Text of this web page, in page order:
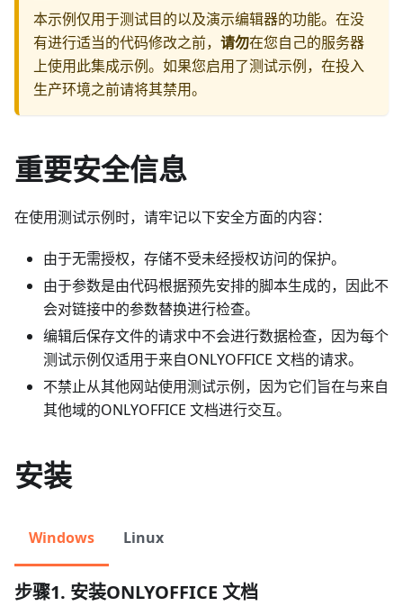
本示例仅用于测试目的以及演示编辑器的功能。在没
有进行适当的代码修改之前， 请勿在您自己的服务器
上使用此集成示例。如果您启用了测试示例，在投入
生产环境之前请将其禁用。
重要安全信息
在使用测试示例时，请牢记以下安全方面的内容：
由于无需授权，存储不受未经授权访问的保护。
由于参数是由代码根据预先安排的脚本生成的，因此不
会对链接中的参数替换进行检查。
编辑后保存文件的请求中不会进行数据检查，因为每个
测试示例仅适用于来自ONLYOFFICE 文档的请求。
不禁止从其他网站使用测试示例，因为它们旨在与来自
其他域的ONLYOFFICE 文档进行交互。
安装
Windows Linux
步骤1. 安装ONLYOFFICE 文档